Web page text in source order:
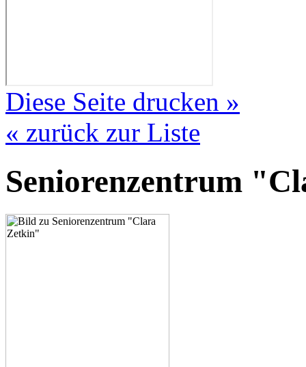
Diese Seite drucken »
« zurück zur Liste
Seniorenzentrum